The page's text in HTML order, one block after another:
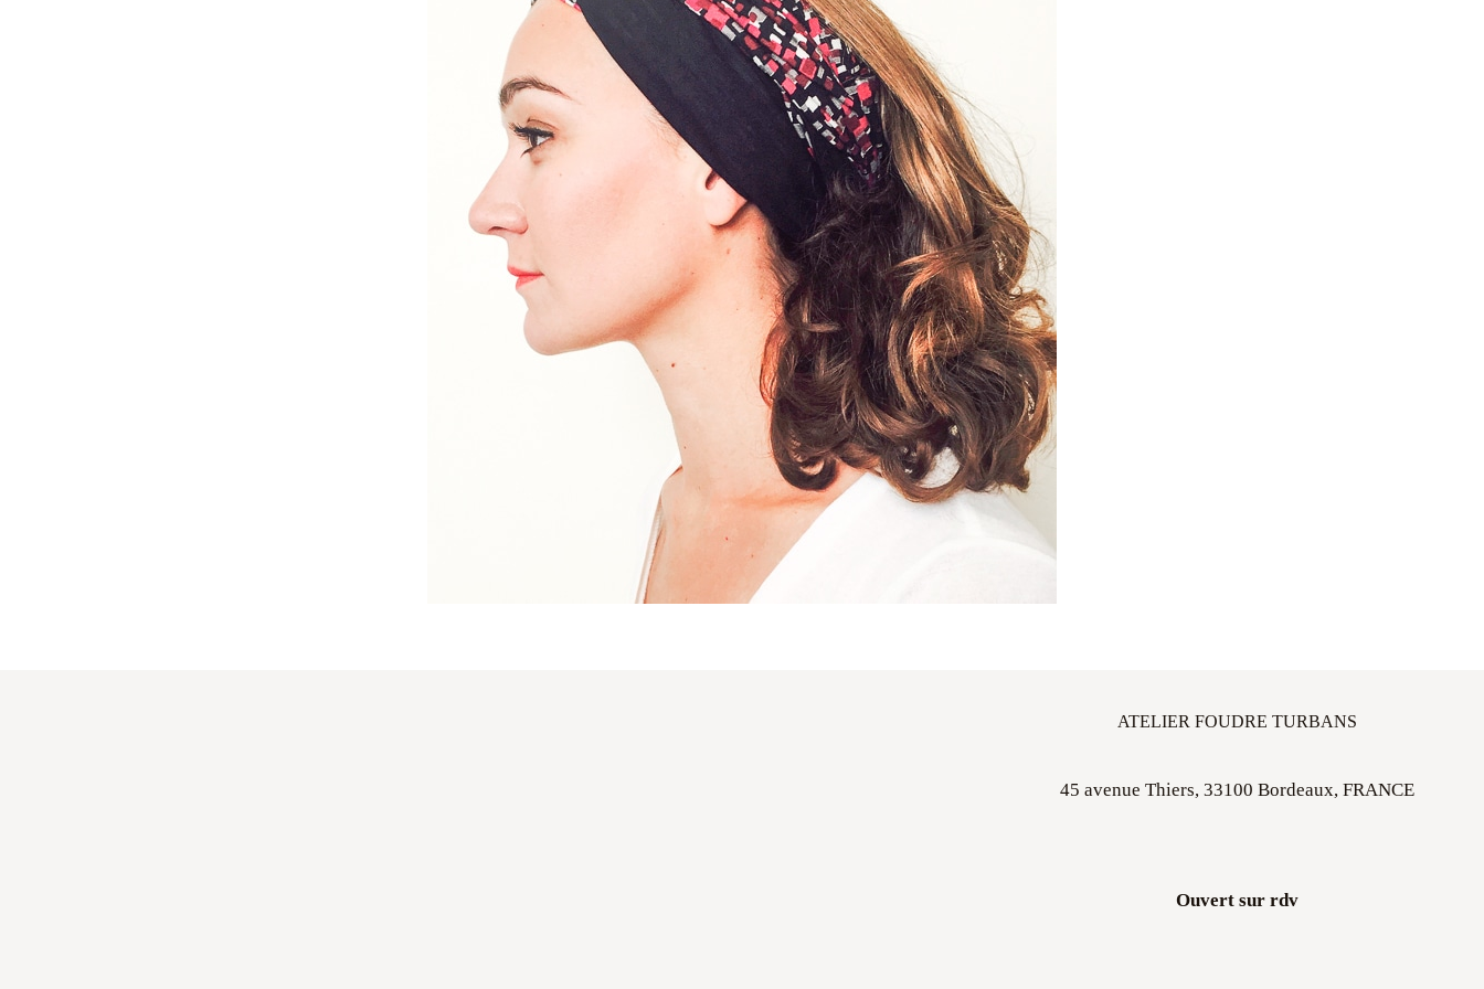
ATELIER FOUDRE TURBANS
45 avenue Thiers, 33100 Bordeaux, FRANCE
Ouvert sur rdv